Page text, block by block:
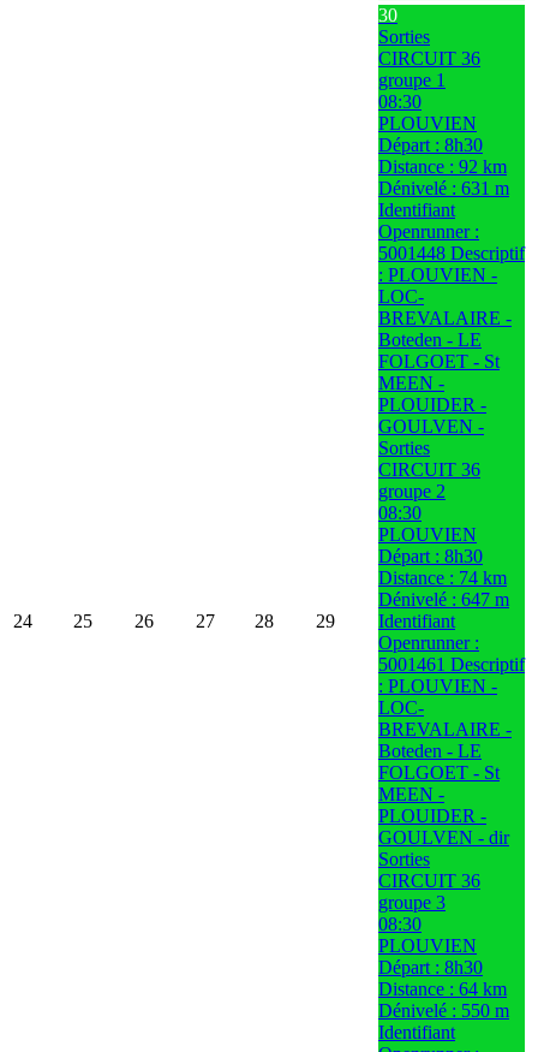
24 25 26 27 28 29
30
Sorties
CIRCUIT 36
groupe 1
08:30
PLOUVIEN
Départ : 8h30
Distance : 92 km
Dénivelé : 631 m
Identifiant
Openrunner :
5001448 Descriptif
: PLOUVIEN -
LOC-
BREVALAIRE -
Boteden - LE
FOLGOET - St
MEEN -
PLOUIDER -
GOULVEN -
Sorties
CIRCUIT 36
groupe 2
08:30
PLOUVIEN
Départ : 8h30
Distance : 74 km
Dénivelé : 647 m
Identifiant
Openrunner :
5001461 Descriptif
: PLOUVIEN -
LOC-
BREVALAIRE -
Boteden - LE
FOLGOET - St
MEEN -
PLOUIDER -
GOULVEN - dir
Sorties
CIRCUIT 36
groupe 3
08:30
PLOUVIEN
Départ : 8h30
Distance : 64 km
Dénivelé : 550 m
Identifiant